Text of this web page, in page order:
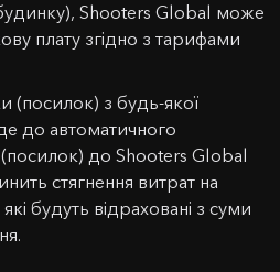
Shooters Global може
плату згідно з тарифами
(посилок) з будь-якої
до автоматичного
до Shooters Global
стягнення витрат на
будуть відраховані з суми